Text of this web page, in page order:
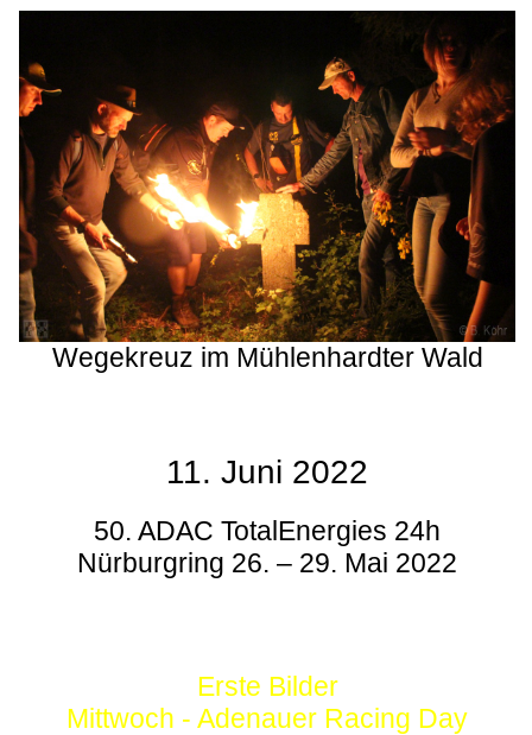
Wegekreuz im Mühlenhardter Wald
11. Juni 2022
50. ADAC TotalEnergies 24h
Nürburgring 26. – 29. Mai 2022
Erste Bilder
Mittwoch - Adenauer Racing Day